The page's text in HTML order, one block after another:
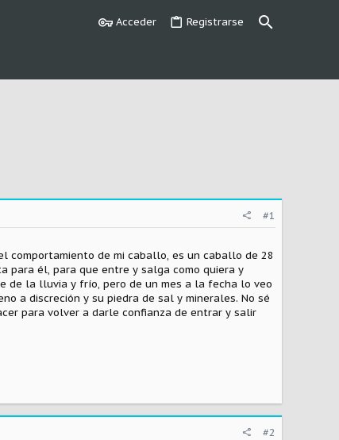
Acceder Registrarse
#1
comportamiento de mi caballo, es un caballo de 28
para él, para que entre y salga como quiera y
de la lluvia y frío, pero de un mes a la fecha lo veo
a discreción y su piedra de sal y minerales. No sé
para volver a darle confianza de entrar y salir
#2